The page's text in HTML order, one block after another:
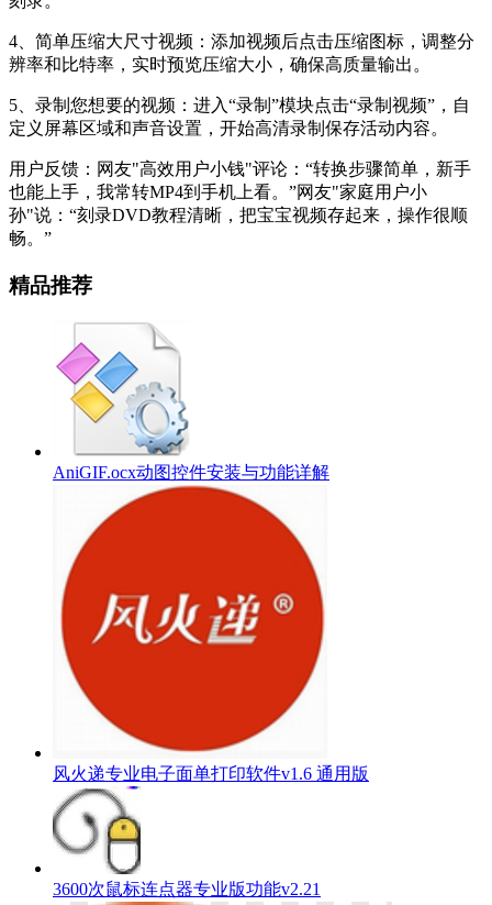
4、简单压缩大尺寸视频：添加视频后点击压缩图标，调整分
辨率和比特率，实时预览压缩大小，确保高质量输出。
5、录制您想要的视频：进入“录制”模块点击“录制视频”，自
定义屏幕区域和声音设置，开始高清录制保存活动内容。
用户反馈：网友"高效用户小钱"评论：“转换步骤简单，新手
也能上手，我常转MP4到手机上看。”网友"家庭用户小
孙"说：“刻录DVD教程清晰，把宝宝视频存起来，操作很顺
畅。”
精品推荐
AniGIF.ocx动图控件安装与功能详解
风火递专业电子面单打印软件v1.6 通用版
3600次鼠标连点器专业版功能v2.21